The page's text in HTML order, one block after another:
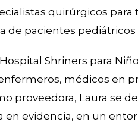
quirúrgicos
de pacientes
Shriners para
médicos en
proveedora, Laura se
en evidencia, en un